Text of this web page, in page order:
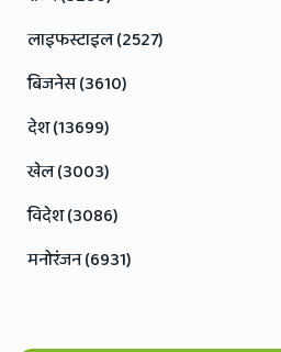
लाइफस्टाइल (2527)
बिजनेस (3610)
देश (13699)
खेल (3003)
विदेश (3086)
मनोरंजन (6931)